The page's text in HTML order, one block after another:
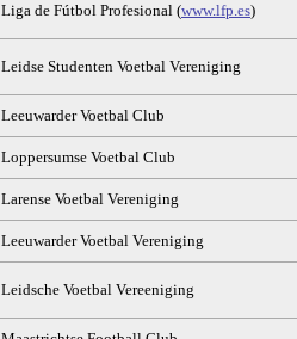
Liga de Fútbol Profesional (www.lfp.es)
Leidse Studenten Voetbal Vereniging
Leeuwarder Voetbal Club
Loppersumse Voetbal Club
Larense Voetbal Vereniging
Leeuwarder Voetbal Vereniging
Leidsche Voetbal Vereeniging